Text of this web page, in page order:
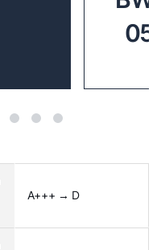
A+++ → D